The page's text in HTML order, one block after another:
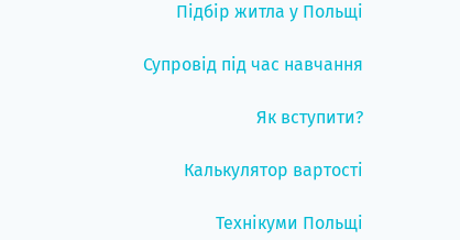
Підбір житла у Польщі
Супровід під час навчання
Як вступити?
Калькулятор вартості
Технікуми Польщі